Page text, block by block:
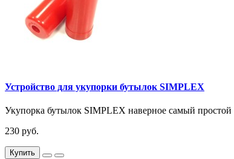
Устройство для укупорки бутылок SIMPLEX
Укупорка бутылок SIMPLEX наверное самый
230 руб.
Купить